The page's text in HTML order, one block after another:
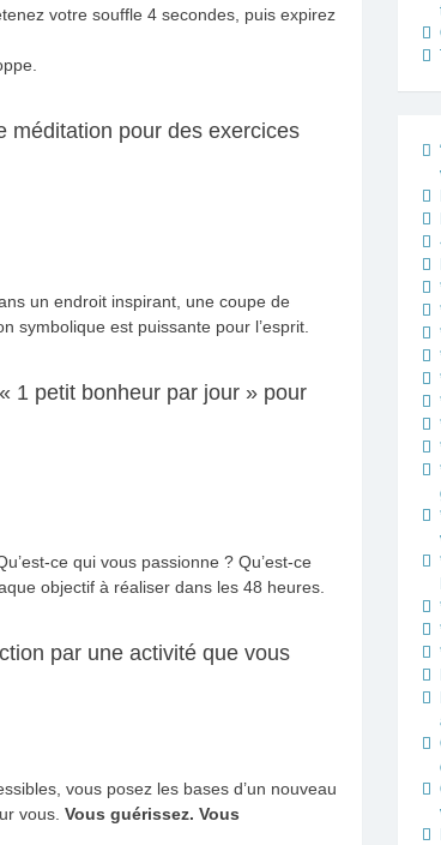
votre souffle 4 secondes, puis expirez
méditation pour des exercices
un endroit inspirant, une coupe de
symbolique est puissante pour l’esprit.
1 petit bonheur par jour » pour
ce qui vous passionne ? Qu’est-ce
objectif à réaliser dans les 48 heures.
par une activité que vous
vous posez les bases d’un nouveau
vous. Vous guérissez. Vous